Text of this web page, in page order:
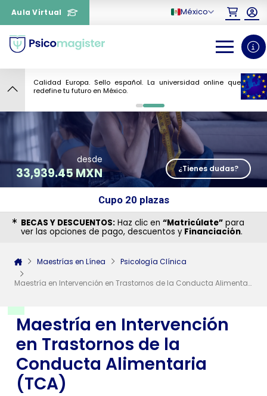
Aula Virtual México
Calidad Europa. Sello español. La universidad online que
redefine tu futuro en México.
0 1
Maestría en Intervención
en Trastornos de la
Conducta Alimentaria
(TCA)
9
desde
33,939.45 MXN ¿Tienes dudas?
Cupo 20 plazas
BECAS Y DESCUENTOS: Haz clic en “Matricúlate” para
ver las opciones de pago, descuentos y Financiación.
Maestrías en Línea Psicología Clínica
Maestría en Intervención en Trastornos de la Conducta Alimentaria (TCA)
sobre un curso?